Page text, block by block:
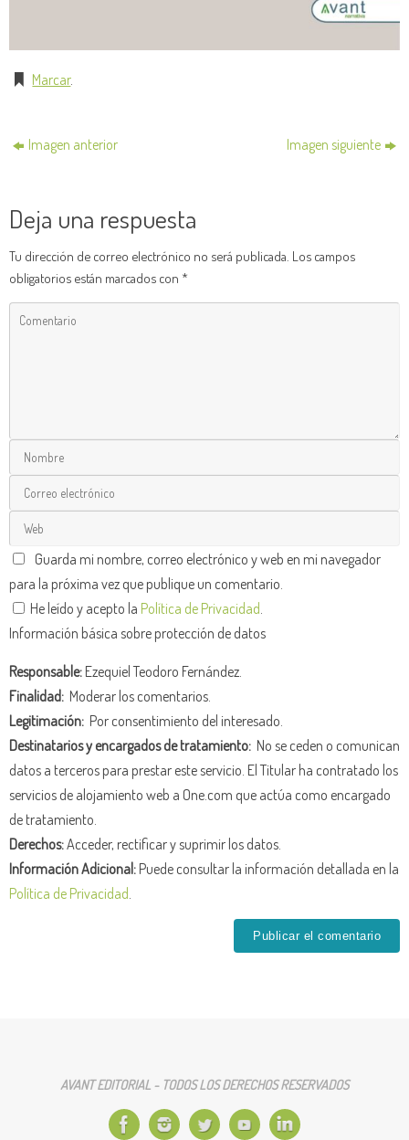
Marcar.
Imagen anterior Imagen siguiente
Deja una respuesta
Tu dirección de correo electrónico no será publicada. Los campos
obligatorios están marcados con *
Guarda mi nombre, correo electrónico y web en mi navegador
para la próxima vez que publique un comentario.
He leído y acepto la Política de Privacidad
Información básica sobre protección de datos
Responsable:Ezequiel Teodoro Fernández.
Finalidad: Moderar los comentarios.
Legitimación: Por consentimiento del interesado.
Destinatarios y encargados de tratamiento: No se ceden o comunican
datos a terceros para prestar este servicio. El Titular ha contratado los
servicios de alojamiento web a One.com que actúa como encargado
de tratamiento.
Derechos:Acceder, rectificar y suprimir los datos.
Información Adicional:Puede consultar la información detallada en la
Política de Privacidad
AVANT EDITORIAL - TODOS LOS DERECHOS RESERVADOS